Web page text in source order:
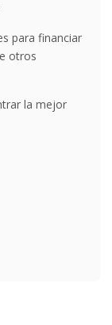
para financiar
otros
la mejor